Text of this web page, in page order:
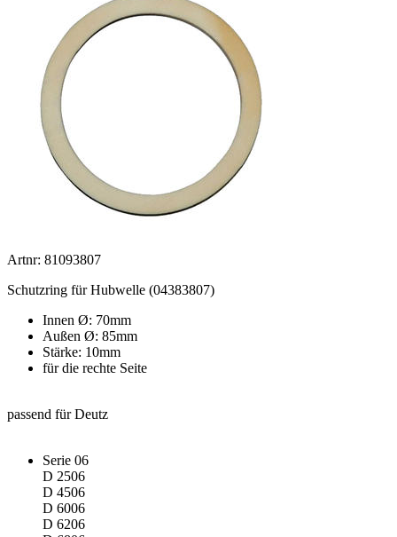
Artnr: 81093807
Schutzring für Hubwelle (04383807)
Innen Ø: 70mm
Außen Ø: 85mm
Stärke: 10mm
für die rechte Seite
passend für Deutz
Serie 06
D 2506
D 4506
D 6006
D 6206